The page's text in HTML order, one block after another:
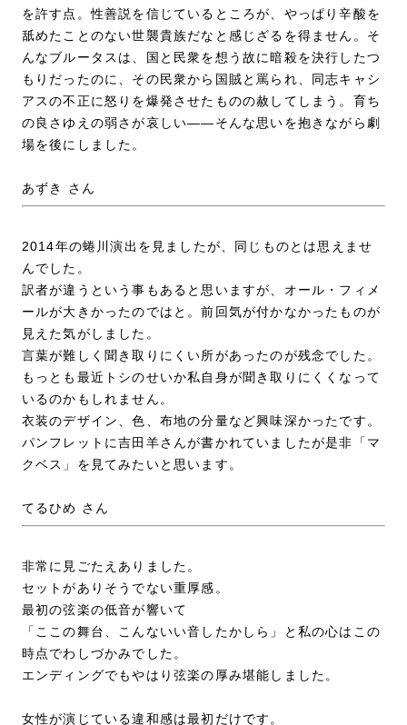
を許す点。性善説を信じているところが、やっぱり辛酸を
舐めたことのない世襲貴族だなと感じざるを得ません。そ
んなブルータスは、国と民衆を想う故に暗殺を決行したつ
もりだったのに、その民衆から国賊と罵られ、同志キャシ
アスの不正に怒りを爆発させたものの赦してしまう。育ち
の良さゆえの弱さが哀しい――そんな思いを抱きながら劇
場を後にしました。
あずき さん
2014年の蜷川演出を見ましたが、同じものとは思えませ
んでした。
訳者が違うという事もあると思いますが、オール・フィメ
ールが大きかったのではと。前回気が付かなかったものが
見えた気がしました。
言葉が難しく聞き取りにくい所があったのが残念でした。
もっとも最近トシのせいか私自身が聞き取りにくくなって
いるのかもしれません。
衣装のデザイン、色、布地の分量など興味深かったです。
パンフレットに吉田羊さんが書かれていましたが是非「マ
クベス」を見てみたいと思います。
てるひめ さん
非常に見ごたえありました。
セットがありそうでない重厚感。
最初の弦楽の低音が響いて
「ここの舞台、こんないい音したかしら」と私の心はこの
時点でわしづかみでした。
エンディングでもやはり弦楽の厚み堪能しました。
女性が演じている違和感は最初だけです。